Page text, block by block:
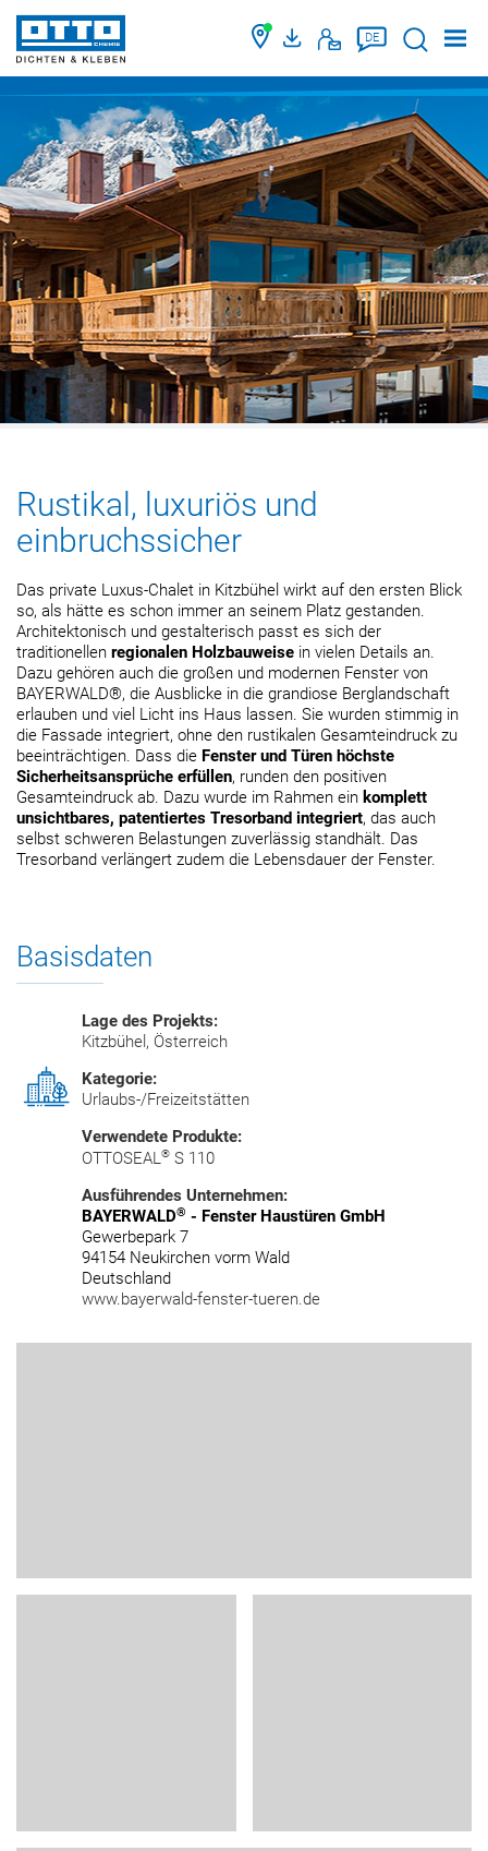
DE Suche
Rustikal, luxuriös und
einbruchssicher
Das private Luxus-Chalet in Kitzbühel wirkt auf den ersten Blick
so, als hätte es schon immer an seinem Platz gestanden.
Architektonisch und gestalterisch passt es sich der
traditionellen regionalen Holzbauweise in vielen Details an.
Dazu gehören auch die großen und modernen Fenster von
BAYERWALD®, die Ausblicke in die grandiose Berglandschaft
erlauben und viel Licht ins Haus lassen. Sie wurden stimmig in
die Fassade integriert, ohne den rustikalen Gesamteindruck zu
beeinträchtigen. Dass die Fenster und Türen höchste
Sicherheitsansprüche erfüllen, runden den positiven
Gesamteindruck ab. Dazu wurde im Rahmen ein komplett
unsichtbares, patentiertes Tresorband integriert, das auch
selbst schweren Belastungen zuverlässig standhält. Das
Tresorband verlängert zudem die Lebensdauer der Fenster.
Basisdaten
Lage des Projekts:
Kitzbühel, Österreich
Kategorie:
Urlaubs-/Freizeitstätten
Verwendete Produkte:
OTTOSEAL ® S 110
Ausführendes Unternehmen:
BAYERWALD® - Fenster Haustüren GmbH
Gewerbepark 7
94154 Neukirchen vorm Wald
Deutschland
www.bayerwald-fenster-tueren.de